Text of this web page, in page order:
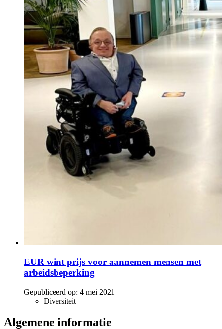
EUR wint prijs voor aannemen mensen met
arbeidsbeperking
Gepubliceerd op: 4 mei 2021
Diversiteit
Algemene informatie